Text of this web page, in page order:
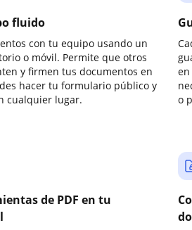
fluido
con tu equipo usando un
o móvil. Permite que otros
y firmen tus documentos en
hacer tu formulario público y
cualquier lugar.
o
de PDF en tu